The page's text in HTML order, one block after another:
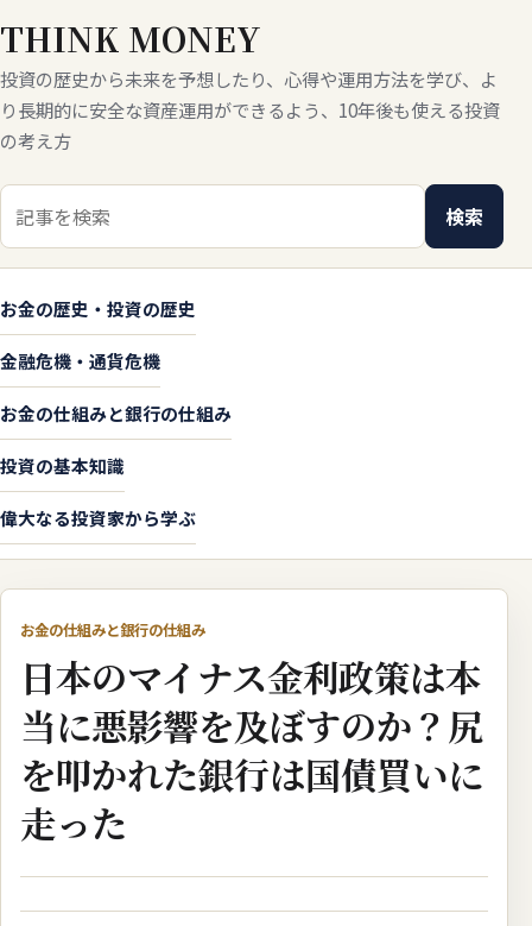
THINK MONEY
投資の歴史から未来を予想したり、心得や運用方法を学び、よ
り長期的に安全な資産運用ができるよう、10年後も使える投資
の考え方
検索キーワード
検索
お金の歴史・投資の歴史
金融危機・通貨危機
お金の仕組みと銀行の仕組み
投資の基本知識
偉大なる投資家から学ぶ
お金の仕組みと銀行の仕組み
日本のマイナス金利政策は本
当に悪影響を及ぼすのか？尻
を叩かれた銀行は国債買いに
走った